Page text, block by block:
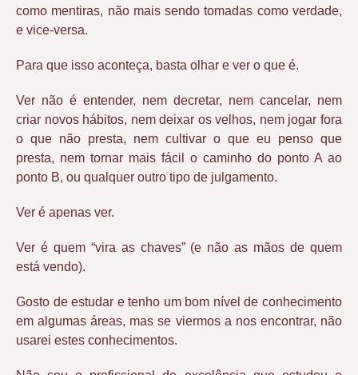
como mentiras, não mais sendo tomadas como verdade,
e vice-versa.
Para que isso aconteça, basta olhar e ver o que é.
Ver não é entender, nem decretar, nem cancelar, nem
criar novos hábitos, nem deixar os velhos, nem jogar fora
o que não presta, nem cultivar o que eu penso que
presta, nem tornar mais fácil o caminho do ponto A ao
ponto B, ou qualquer outro tipo de julgamento.
Ver é apenas ver.
Ver é quem “vira as chaves” (e não as mãos de quem
está vendo).
Gosto de estudar e tenho um bom nível de conhecimento
em algumas áreas, mas se viermos a nos encontrar, não
usarei estes conhecimentos.